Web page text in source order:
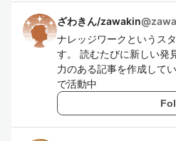
ざわきん/zawakin@
ナレッジワークというス
す。 読むたびに新しい発
力のある記事を作成して
で活動中